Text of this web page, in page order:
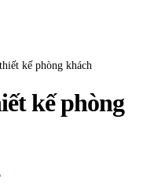
kế phòng khách
kế phòng